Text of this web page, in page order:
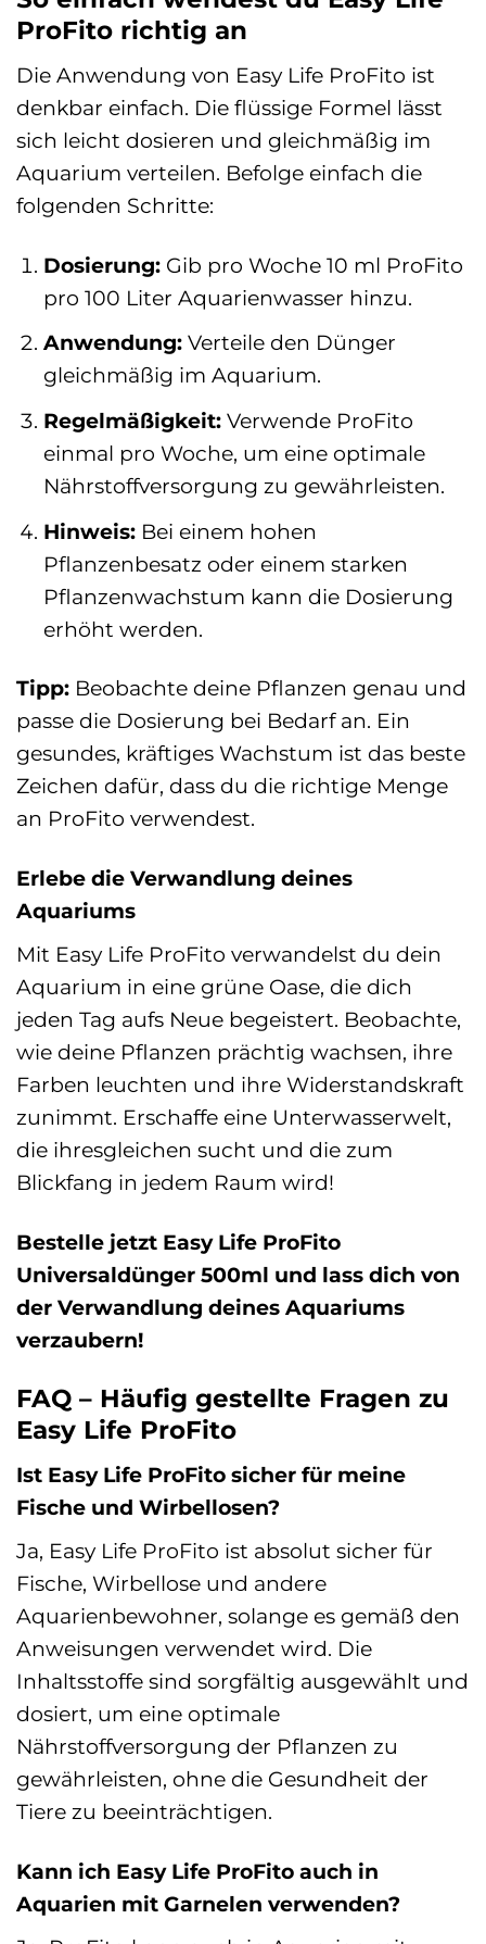
ProFito richtig an
Die Anwendung von Easy Life ProFito ist
denkbar einfach. Die flüssige Formel lässt
sich leicht dosieren und gleichmäßig im
Aquarium verteilen. Befolge einfach die
folgenden Schritte:
Dosierung:Gib pro Woche 10 ml ProFito
pro 100 Liter Aquarienwasser hinzu.
Anwendung:Verteile den Dünger
gleichmäßig im Aquarium.
Regelmäßigkeit:Verwende ProFito
einmal pro Woche, um eine optimale
Nährstoffversorgung zu gewährleisten.
Hinweis:Bei einem hohen
Pflanzenbesatz oder einem starken
Pflanzenwachstum kann die Dosierung
erhöht werden.
Tipp: Beobachte deine Pflanzen genau und
passe die Dosierung bei Bedarf an. Ein
gesundes, kräftiges Wachstum ist das beste
Zeichen dafür, dass du die richtige Menge
an ProFito verwendest.
Erlebe die Verwandlung deines
Aquariums
Mit Easy Life ProFito verwandelst du dein
Aquarium in eine grüne Oase, die dich
jeden Tag aufs Neue begeistert. Beobachte,
wie deine Pflanzen prächtig wachsen, ihre
Farben leuchten und ihre Widerstandskraft
zunimmt. Erschaffe eine Unterwasserwelt,
die ihresgleichen sucht und die zum
Blickfang in jedem Raum wird!
Bestelle jetzt Easy Life ProFito
Universaldünger 500ml und lass dich von
der Verwandlung deines Aquariums
verzaubern!
FAQ – Häufig gestellte Fragen zu
Easy Life ProFito
Ist Easy Life ProFito sicher für meine
Fische und Wirbellosen?
Ja, Easy Life ProFito ist absolut sicher für
Fische, Wirbellose und andere
Aquarienbewohner, solange es gemäß den
Anweisungen verwendet wird. Die
Inhaltsstoffe sind sorgfältig ausgewählt und
dosiert, um eine optimale
Nährstoffversorgung der Pflanzen zu
gewährleisten, ohne die Gesundheit der
Tiere zu beeinträchtigen.
Kann ich Easy Life ProFito auch in
Aquarien mit Garnelen verwenden?